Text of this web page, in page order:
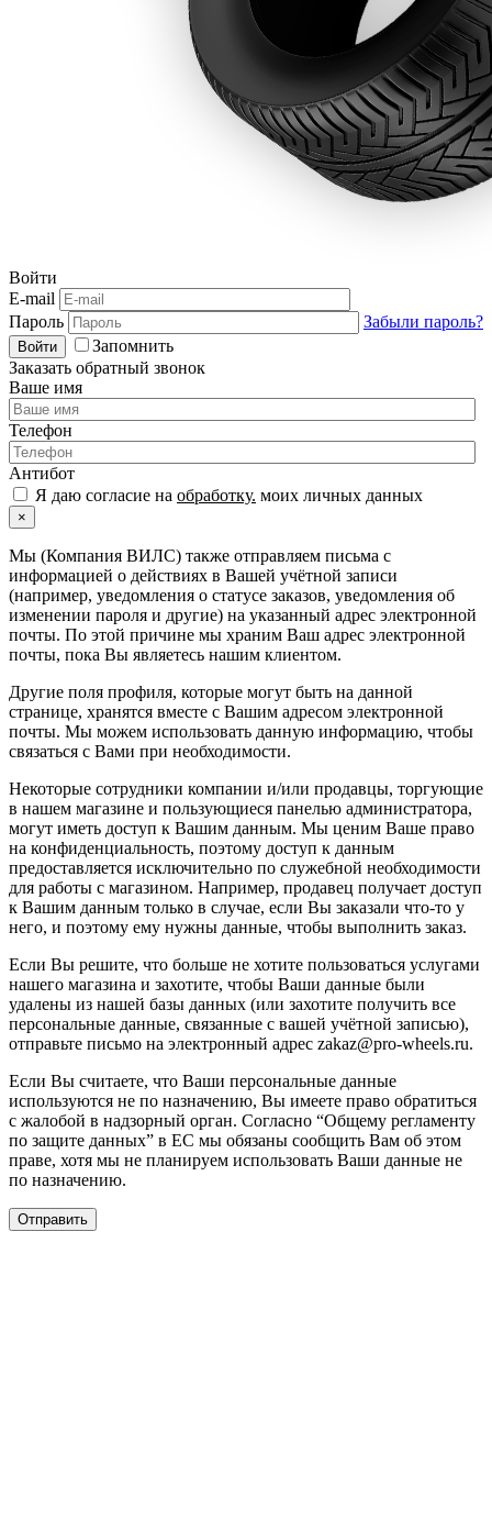
Войти
E-mail
Пароль
Забыли пароль?
Войти
Запомнить
Заказать обратный звонок
Ваше имя
Телефон
Антибот
Я даю согласие на обработку. моих личных данных
×
Мы (Компания ВИЛС) также отправляем письма с
информацией о действиях в Вашей учётной записи
(например, уведомления о статусе заказов, уведомления об
изменении пароля и другие) на указанный адрес электронной
почты. По этой причине мы храним Ваш адрес электронной
почты, пока Вы являетесь нашим клиентом.
Другие поля профиля, которые могут быть на данной
странице, хранятся вместе с Вашим адресом электронной
почты. Мы можем использовать данную информацию, чтобы
связаться с Вами при необходимости.
Некоторые сотрудники компании и/или продавцы, торгующие
в нашем магазине и пользующиеся панелью администратора,
могут иметь доступ к Вашим данным. Мы ценим Ваше право
на конфиденциальность, поэтому доступ к данным
предоставляется исключительно по служебной необходимости
для работы с магазином. Например, продавец получает доступ
к Вашим данным только в случае, если Вы заказали что-то у
него, и поэтому ему нужны данные, чтобы выполнить заказ.
Если Вы решите, что больше не хотите пользоваться услугами
нашего магазина и захотите, чтобы Ваши данные были
удалены из нашей базы данных (или захотите получить все
персональные данные, связанные с вашей учётной записью),
отправьте письмо на электронный адрес zakaz@pro-wheels.ru.
Если Вы считаете, что Ваши персональные данные
используются не по назначению, Вы имеете право обратиться
с жалобой в надзорный орган. Согласно “Общему регламенту
по защите данных” в ЕС мы обязаны сообщить Вам об этом
праве, хотя мы не планируем использовать Ваши данные не
по назначению.
Отправить